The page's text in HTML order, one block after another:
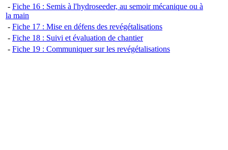
- Fiche 16 : Semis à l'hydroseeder, au semoir mécanique ou à
la main
- Fiche 17 : Mise en défens des revégétalisations
- Fiche 18 : Suivi et évaluation de chantier
- Fiche 19 : Communiquer sur les revégétalisations